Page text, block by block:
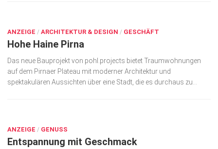
ANZEIGE / ARCHITEKTUR & DESIGN / GESCHÄFT
Hohe Haine Pirna
Das neue Bauprojekt von pohl.projects bietet Traumwohnungen
auf dem Pirnaer Plateau mit moderner Architektur und
spektakulären Aussichten über eine Stadt, die es durchaus zu...
ANZEIGE / GENUSS
Entspannung mit Geschmack